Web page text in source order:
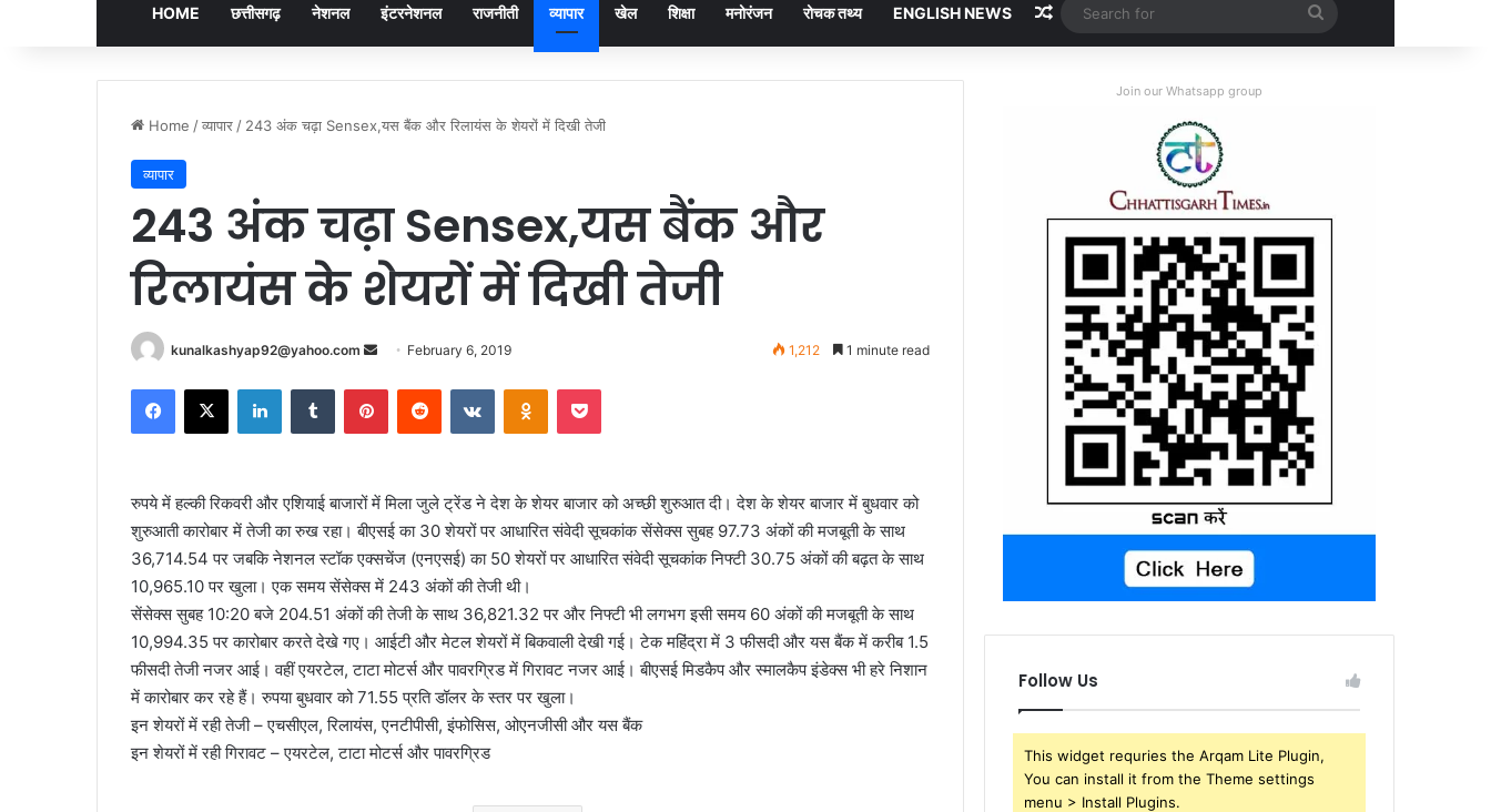
HOME छत्तीसगढ़ नेशनल इंटरनेशनल राजनीती व्यापार खेल शिक्षा मनोरंजन रोचक तथ्य ENGLISH NEWS Random Article
for
Home /व्यापार / 243 अंक चढ़ा Sensex,यस बैंक और रिलायंस के शेयरों में दिखी तेजी
व्यापार
243 अंक चढ़ा Sensex,यस बैंक और
रिलायंस के शेयरों में दिखी तेजी
kunalkashyap92@yahoo.com
Send February 6, 2019 1,212 1 minute read
Facebook
X LinkedInTumblr PinterestReddit VKontakteOdnoklassniki
Pocket
रुपये में हल्की रिकवरी और एशियाई बाजारों में मिला जुले ट्रेंड ने देश के शेयर बाजार को अच्छी शुरुआत दी। देश के शेयर बाजार में बुधवार को
शुरुआती कारोबार में तेजी का रुख रहा। बीएसई का 30 शेयरों पर आधारित संवेदी सूचकांक सेंसेक्स सुबह 97.73 अंकों की मजबूती के साथ
36,714.54 पर जबकि नेशनल स्टॉक एक्सचेंज (एनएसई) का 50 शेयरों पर आधारित संवेदी सूचकांक निफ्टी 30.75 अंकों की बढ़त के साथ
10,965.10 पर खुला। एक समय सेंसेक्स में 243 अंकों की तेजी थी।
सेंसेक्स सुबह 10:20 बजे 204.51 अंकों की तेजी के साथ 36,821.32 पर और निफ्टी भी लगभग इसी समय 60 अंकों की मजबूती के साथ
10,994.35 पर कारोबार करते देखे गए। आईटी और मेटल शेयरों में बिकवाली देखी गई। टेक महिंद्रा में 3 फीसदी और यस बैंक में करीब 1.5
फीसदी तेजी नजर आई। वहीं एयरटेल, टाटा मोटर्स और पावरग्रिड में गिरावट नजर आई। बीएसई मिडकैप और स्मालकैप इंडेक्स भी हरे निशान
में कारोबार कर रहे हैं। रुपया बुधवार को 71.55 प्रति डॉलर के स्तर पर खुला।
इन शेयरों में रही तेजी – एचसीएल, रिलायंस, एनटीपीसी, इंफोसिस, ओएनजीसी और यस बैंक
इन शेयरों में रही गिरावट – एयरटेल, टाटा मोटर्स और पावरग्रिड
Join our Whatsapp group
Follow Us
This widget requries the Arqam Lite Plugin,
You can install it from the Theme settings
menu > Install Plugins.